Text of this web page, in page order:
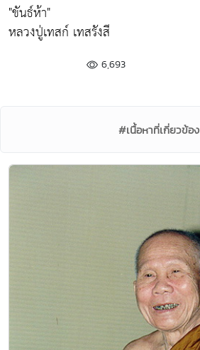
"ขันธ์ห้า"
หลวงปู่เทสก์ เทสรังสี
6,693
#เนื้อหาที่เกี่ยวข้อง